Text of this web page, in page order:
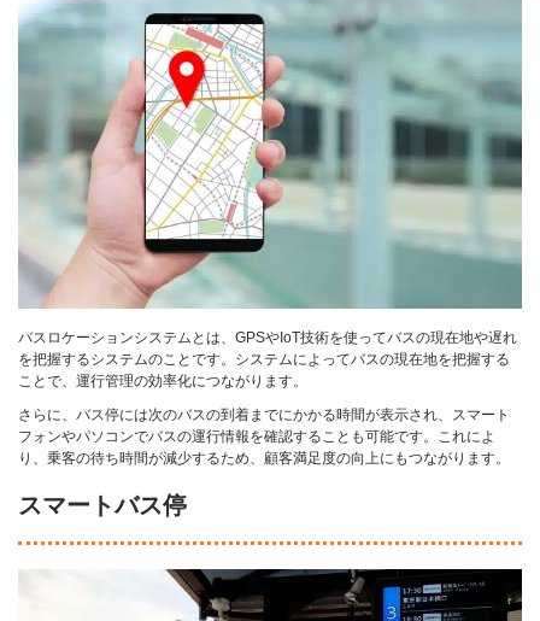
バスロケーションシステムとは、GPSやIoT技術を使ってバスの現在地や遅れ
を把握するシステムのことです。システムによってバスの現在地を把握する
ことで、運行管理の効率化につながります。
さらに、バス停には次のバスの到着までにかかる時間が表示され、スマート
フォンやパソコンでバスの運行情報を確認することも可能です。これによ
り、乗客の待ち時間が減少するため、顧客満足度の向上にもつながります。
スマートバス停